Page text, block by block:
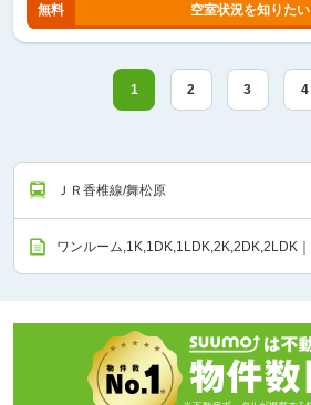
無料 空室状況を知りたい
1 2 3 4
ＪＲ香椎線/舞松原
ワンルーム,1K,1DK,1LDK,2K,2DK,2LDK｜